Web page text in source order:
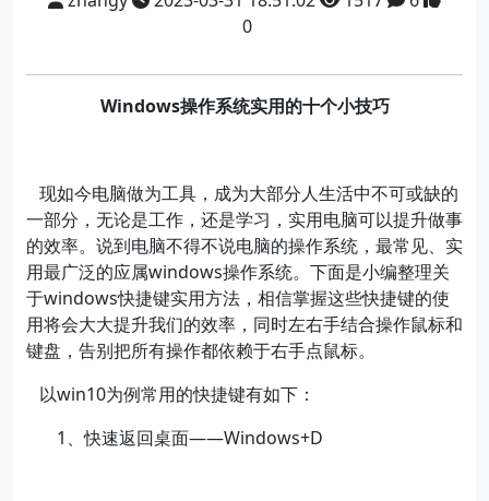
0
Windows操作系统实用的十个小技巧
现如今电脑做为工具，成为大部分人生活中不可或缺的
一部分，无论是工作，还是学习，实用电脑可以提升做事
的效率。说到电脑不得不说电脑的操作系统，最常见、实
用最广泛的应属windows操作系统。下面是小编整理关
于windows快捷键实用方法，相信掌握这些快捷键的使
用将会大大提升我们的效率，同时左右手结合操作鼠标和
键盘，告别把所有操作都依赖于右手点鼠标。
以win10为例常用的快捷键有如下：
1、快速返回桌面——Windows+D